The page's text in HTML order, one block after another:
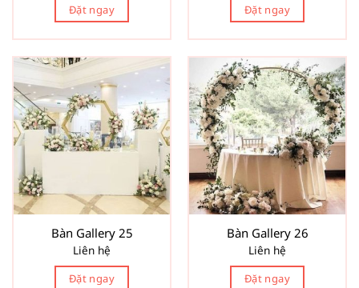
Đặt ngay Đặt ngay
Bàn Gallery 25
Liên hệ
Đặt ngay
Bàn Gallery 26
Liên hệ
Đặt ngay